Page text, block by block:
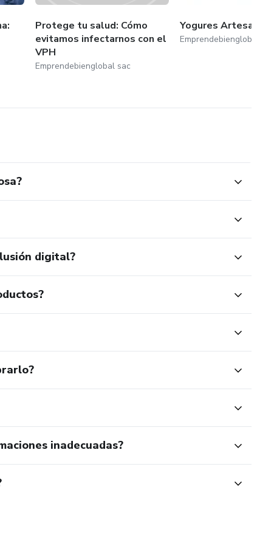
Protege tu salud: Cómo
evitamos infectarnos con el
VPH
Emprendebienglobal sac
Yogures Artesanales
Emprendebienglobal sac
digital?
inadecuadas?